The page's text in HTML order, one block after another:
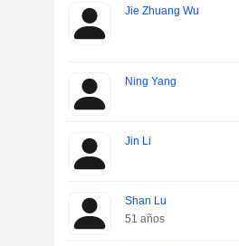
Jie Zhuang Wu
Ning Yang
Jin Li
Shan Lu
51 años